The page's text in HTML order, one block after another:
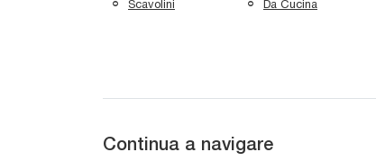
Scavolini Da Cucina
Continua a navigare